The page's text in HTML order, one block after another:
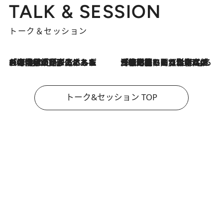
TALK & SESSION
トーク＆セッション
2026.8.3
「今後値上げがあるとすれば…」「リスクがあるのは今年の冬」エネルギー専門家が語る、ホルムズ海峡封鎖が家庭にもたらす“ある心配” 2026.8.3
「住宅建てられない…」「サーチャージ料の高値が続いている」ホルムズ海峡封鎖による影響はいつまで続く？《エネルギー専門家に聞く“どうなる日本の暮らし”》
トーク&セッション TOP